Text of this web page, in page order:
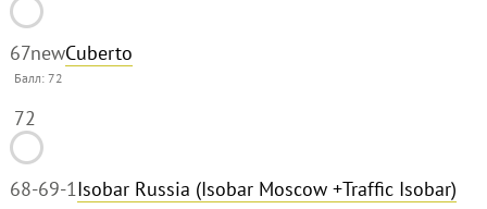
67newCuberto
Балл:72
72
68-69-1Isobar Russia (Isobar Moscow +Traffic Isobar)